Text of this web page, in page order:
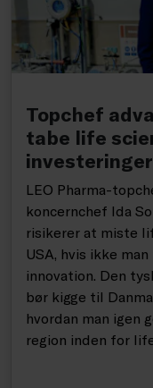
Topchef
tabe life
LEO Pharma-
koncernchef Ida
risikerer at miste
USA, hvis ikke
innovation. Den
bør kigge til
hvordan man igen
region inden for